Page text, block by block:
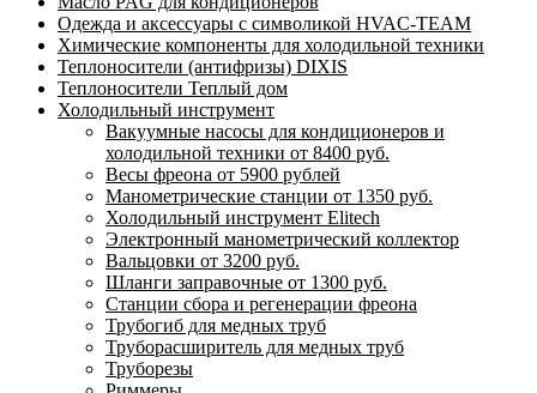
Одежда и аксессуары с символикой HVAC-TEAM
Химические компоненты для холодильной техники
Теплоносители (антифризы) DIXIS
Теплоносители Теплый дом
Холодильный инструмент
Вакуумные насосы для кондиционеров и
холодильной техники от 8400 руб.
Весы фреона от 5900 рублей
Манометрические станции от 1350 руб.
Холодильный инструмент Elitech
Электронный манометрический коллектор
Вальцовки от 3200 руб.
Шланги заправочные от 1300 руб.
Станции сбора и регенерации фреона
Трубогиб для медных труб
Труборасширитель для медных труб
Труборезы